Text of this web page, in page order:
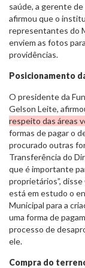
saúde, a gerente
afirmou que o
representantes do
enviem as fotos
providências.
Posicionamento
O presidente da
Gelson Leite,
respeito das áreas
formas de pagar o
procurado outras
Transferência do
que é importante
proprietários”,
está em estudo o
Municipal para a
uma forma de
processo de
ele.
Compra do